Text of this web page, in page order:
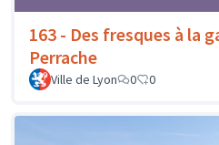
163 - Des fresques à la
Perrache
Ville de Lyon
0 0